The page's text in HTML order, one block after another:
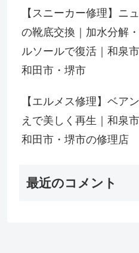
【スニーカー修理】ニ
の靴底交換｜加水分解
ルソールで復活｜和泉
和田市・堺市
【エルメス修理】ベア
えで美しく再生｜和泉
和田市・堺市の修理店
最近のコメント